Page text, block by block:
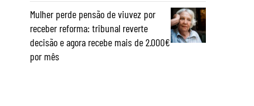
Mulher perde pensão de viuvez por
receber reforma: tribunal reverte
decisão e agora recebe mais de 2.000€
por mês